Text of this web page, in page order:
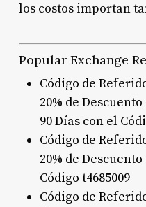
los costos importan
Popular Exchange
Código de
20% de
90 Días con el
Código de
20% de
Código t4685009
Código de